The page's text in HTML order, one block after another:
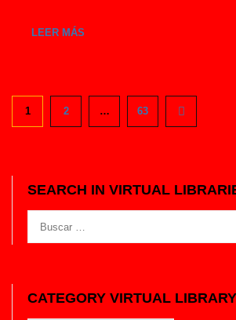
LEER MÁS
1 2 … 63
SEARCH IN VIRTUAL
CATEGORY VIRTUAL LIBRARY